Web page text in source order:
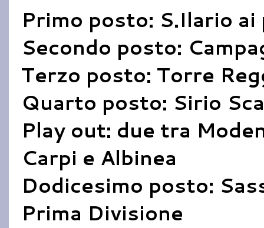
Primo posto: S.Ilario
Secondo posto:
Terzo posto: Torre
Quarto posto: Sirio
Play out: due tra
Carpi e Albinea
Dodicesimo posto:
Prima Divisione